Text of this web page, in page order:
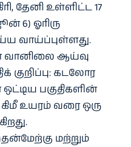
தேனி உள்ளிட்ட 17
6) ஓரிரு
வாய்ப்புள்ளது.
வானிலை ஆய்வு
குறிப்பு: கடலோர
பகுதிகளின்
கிமீ உயரம் வரை ஒரு
மற்றும்